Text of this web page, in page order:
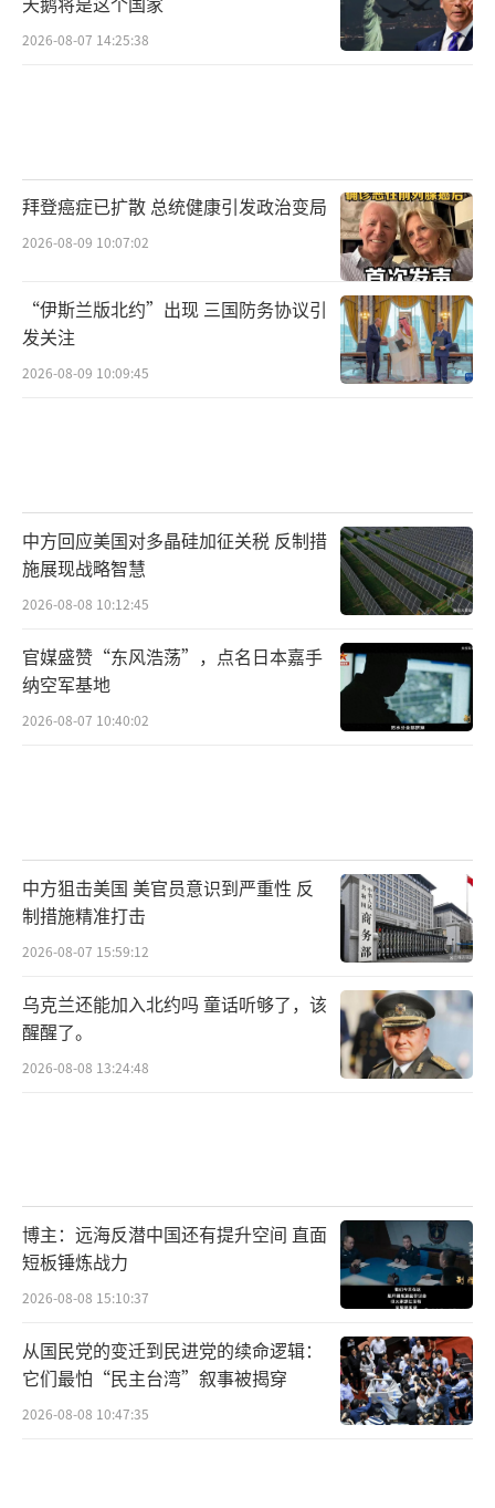
2026-08-07 14:25:38
拜登癌症已扩散 总统健康引发政治变局
2026-08-09 10:07:02
“伊斯兰版北约”出现 三国防务协议引
发关注
2026-08-09 10:09:45
中方回应美国对多晶硅加征关税 反制措
施展现战略智慧
2026-08-08 10:12:45
官媒盛赞“东风浩荡”，点名日本嘉手
纳空军基地
2026-08-07 10:40:02
中方狙击美国 美官员意识到严重性 反
制措施精准打击
2026-08-07 15:59:12
乌克兰还能加入北约吗 童话听够了，该
醒醒了。
2026-08-08 13:24:48
博主：远海反潜中国还有提升空间 直面
短板锤炼战力
2026-08-08 15:10:37
从国民党的变迁到民进党的续命逻辑：
它们最怕“民主台湾”叙事被揭穿
2026-08-08 10:47:35